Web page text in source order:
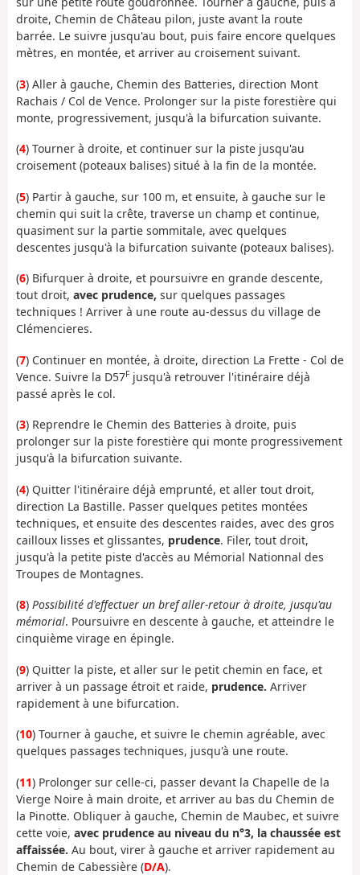
droite, Chemin de Château pilon, juste avant la route
barrée. Le suivre jusqu'au bout, puis faire encore quelques
mètres, en montée, et arriver au croisement suivant.
(3) Aller à gauche, Chemin des Batteries, direction Mont
Rachais / Col de Vence. Prolonger sur la piste forestière qui
monte, progressivement, jusqu'à la bifurcation suivante.
(4) Tourner à droite, et continuer sur la piste jusqu'au
croisement (poteaux balises) situé à la fin de la montée.
(5) Partir à gauche, sur 100 m, et ensuite, à gauche sur le
chemin qui suit la crête, traverse un champ et continue,
quasiment sur la partie sommitale, avec quelques
descentes jusqu'à la bifurcation suivante (poteaux balises).
(6) Bifurquer à droite, et poursuivre en grande descente,
tout droit, avec prudence, sur quelques passages
techniques ! Arriver à une route au-dessus du village de
Clémencieres.
(7) Continuer en montée, à droite, direction La Frette - Col de
Vence. Suivre la D57Fjusqu'à retrouver l'itinéraire déjà
passé après le col.
(3) Reprendre le Chemin des Batteries à droite, puis
prolonger sur la piste forestière qui monte progressivement
jusqu'à la bifurcation suivante.
(4) Quitter l'itinéraire déjà emprunté, et aller tout droit,
direction La Bastille. Passer quelques petites montées
techniques, et ensuite des descentes raides, avec des gros
cailloux lisses et glissantes, prudence. Filer, tout droit,
jusqu'à la petite piste d'accès au Mémorial Nationnal des
Troupes de Montagnes.
(8) Possibilité d'effectuer un bref aller-retour à droite, jusqu'au
mémorial. Poursuivre en descente à gauche, et atteindre le
cinquième virage en épingle.
(9) Quitter la piste, et aller sur le petit chemin en face, et
arriver à un passage étroit et raide, prudence. Arriver
rapidement à une bifurcation.
(10) Tourner à gauche, et suivre le chemin agréable, avec
quelques passages techniques, jusqu'à une route.
(11) Prolonger sur celle-ci, passer devant la Chapelle de la
Vierge Noire à main droite, et arriver au bas du Chemin de
la Pinotte. Obliquer à gauche, Chemin de Maubec, et suivre
cette voie, avec prudence au niveau du n°3, la chaussée est
affaissée. Au bout, virer à gauche et arriver rapidement au
Chemin de Cabessière (D/A).